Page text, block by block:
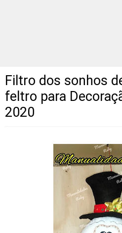
Filtro dos sonhos
feltro para
2020